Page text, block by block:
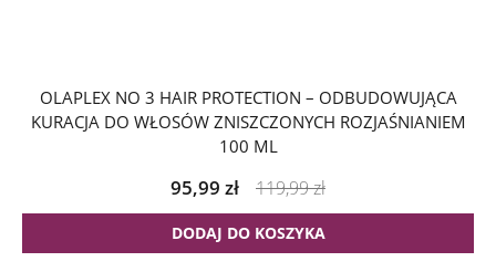
OLAPLEX NO 3 HAIR PROTECTION – ODBUDOWUJĄCA
KURACJA DO WŁOSÓW ZNISZCZONYCH ROZJAŚNIANIEM
100 ML
95,99 zł 119,99zł
DODAJ DO KOSZYKA